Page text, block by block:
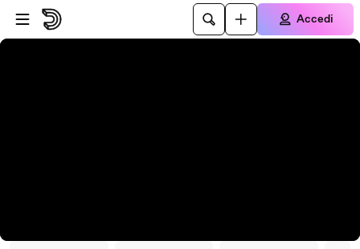
Vai al lettore
Passa al contenuto principale
Accedi